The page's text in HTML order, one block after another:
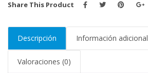
Share This Product
Descripción Información adicional
Valoraciones (0)